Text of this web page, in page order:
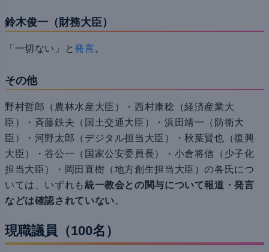
鈴木俊一（財務大臣）
「一切ない」と発言 。
その他
野村哲郎（農林水産大臣）・西村康稔（経済産業大
臣）・斉藤鉄夫（国土交通大臣）・浜田靖一（防衛大
臣）・河野太郎（デジタル担当大臣）・秋葉賢也（復興
大臣）・谷公一（国家公安委員長）・小倉将信（少子化
担当大臣）・岡田直樹（地方創生担当大臣）の各氏につ
いては、いずれも統一教会との関与について報道・発言
などは確認されていない。
現職議員（100名）